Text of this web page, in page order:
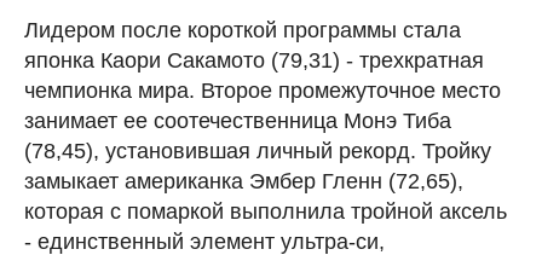
Лидером после короткой программы стала
японка Каори Сакамото (79,31) - трехкратная
чемпионка мира. Второе промежуточное место
занимает ее соотечественница Монэ Тиба
(78,45), установившая личный рекорд. Тройку
замыкает американка Эмбер Гленн (72,65),
которая с помаркой выполнила тройной аксель
- единственный элемент ультра-си,